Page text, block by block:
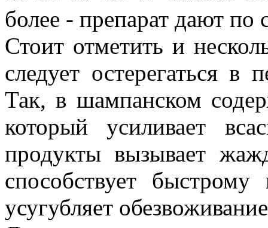
более - препарат дают по
Стоит отметить и
следует остерегаться в
Так, в шампанском
который усиливает
продукты вызывает
способствует
усугубляет